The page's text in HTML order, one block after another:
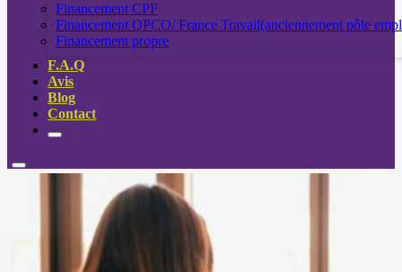
Financement CPF
Financement OPCO/ France Travail(anciennement pôle
Financement propre
F.A.Q
Avis
Blog
Contact